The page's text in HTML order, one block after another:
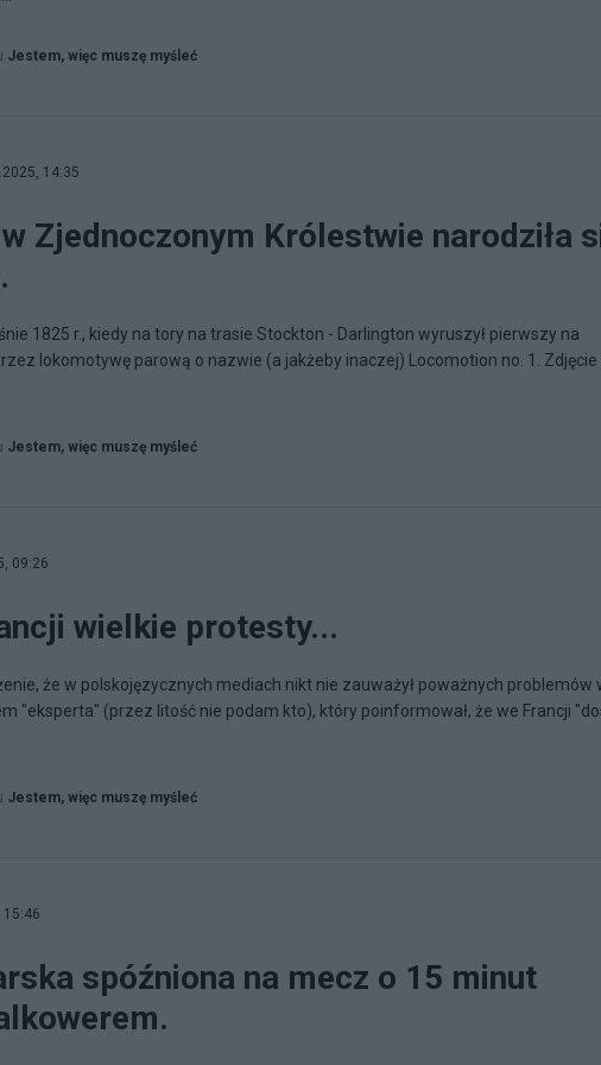
Jestem, więc muszę myśleć
14:35
Zjednoczonym Królestwie narodziła
1825 r., kiedy na tory na trasie Stockton - Darlington wyruszył pierwszy na
lokomotywę parową o nazwie (a jakżeby inaczej) Locomotion no. 1. Zdjęcie
Jestem, więc muszę myśleć
09:26
wielkie protesty...
że w polskojęzycznych mediach nikt nie zauważył poważnych problemów
"eksperta" (przez litość nie podam kto), który poinformował, że we Francji
Jestem, więc muszę myśleć
15:46
spóźniona na mecz o 15 minut